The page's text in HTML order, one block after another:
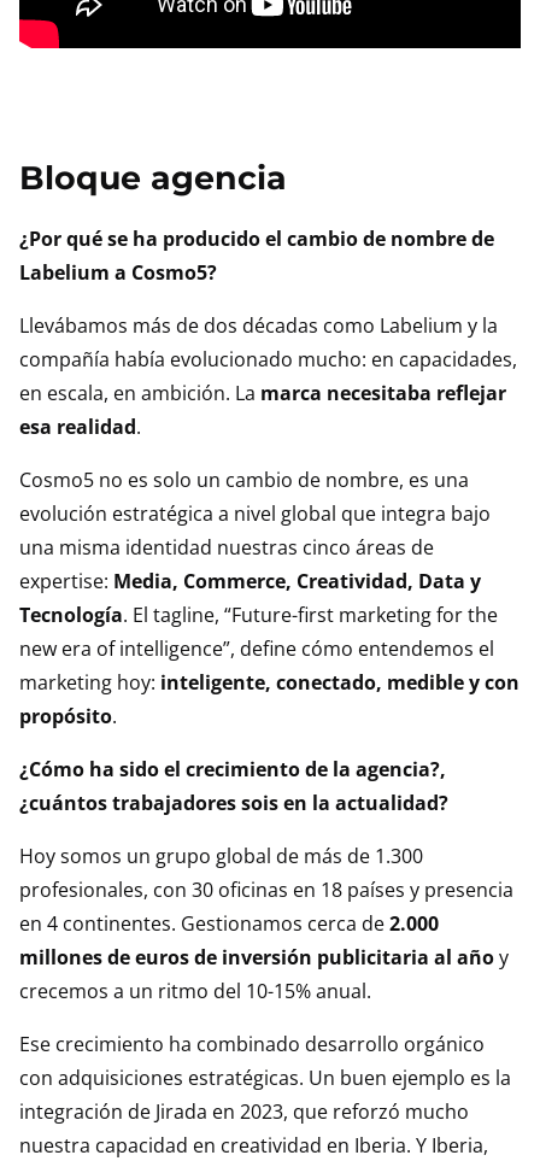
Bloque agencia
¿Por qué se ha producido el cambio de nombre de
Labelium a Cosmo5?
Llevábamos más de dos décadas como Labelium y la
compañía había evolucionado mucho: en capacidades,
en escala, en ambición. La marca necesitaba reflejar
esa realidad.
Cosmo5 no es solo un cambio de nombre, es una
evolución estratégica a nivel global que integra bajo
una misma identidad nuestras cinco áreas de
expertise: Media, Commerce, Creatividad, Data y
Tecnología. El tagline, “Future-first marketing for the
new era of intelligence”, define cómo entendemos el
marketing hoy: inteligente, conectado, medible y con
propósito.
¿Cómo ha sido el crecimiento de la agencia?,
¿cuántos trabajadores sois en la actualidad?
Hoy somos un grupo global de más de 1.300
profesionales, con 30 oficinas en 18 países y presencia
en 4 continentes. Gestionamos cerca de2.000
millones de euros de inversión publicitaria al añoy
crecemos a un ritmo del 10-15% anual.
Ese crecimiento ha combinado desarrollo orgánico
con adquisiciones estratégicas. Un buen ejemplo es la
integración de Jirada en 2023, que reforzó mucho
nuestra capacidad en creatividad en Iberia. Y Iberia,